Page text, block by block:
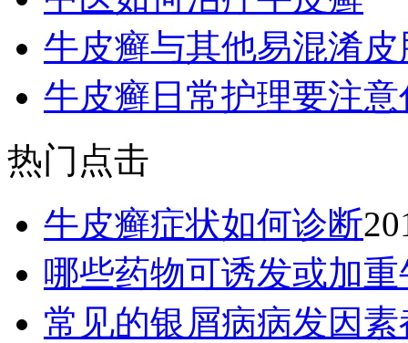
牛皮癣与其他易混淆
牛皮癣日常护理要注意
热门点击
牛皮癣症状如何诊断
哪些药物可诱发或加
常见的银屑病病发因